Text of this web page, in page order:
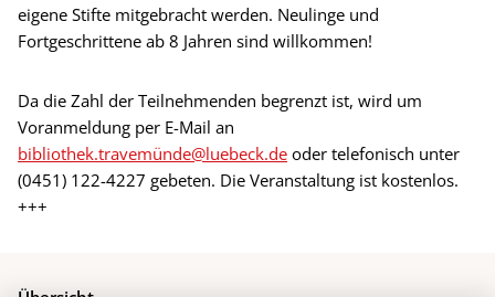
eigene Stifte mitgebracht werden. Neulinge und
Fortgeschrittene ab 8 Jahren sind willkommen!
Da die Zahl der Teilnehmenden begrenzt ist, wird um
Voranmeldung per E-Mail an
bibliothek.travemünde@luebeck.de oder telefonisch unter
(0451) 122-4227 gebeten. Die Veranstaltung ist kostenlos.
+++